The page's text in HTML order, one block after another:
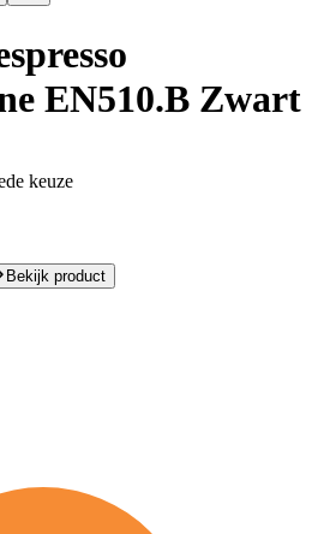
EN510.B Zwart
keuze
Bekijk product